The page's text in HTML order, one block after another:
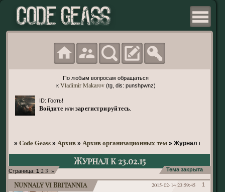
По любым вопросам обращаться
к Vladimir Makarov(tg, dis: punshpwnz)
ID: Гость!
Войдите или зарегистрируйтесь
» Code Geass » Архив » Архив организационных тем » Журнал к
Журнал к 23.02.15
Страница: 1 2 3 » Тема закрыта
1
2015-02-14 23:59:45
Nunnaly vi Britannia